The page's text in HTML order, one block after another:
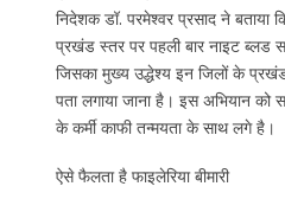
निदेशक डॉ. परमेश्वर प्रसाद ने बताया
प्रखंड स्तर पर पहली बार नाइट ब्लड
जिसका मुख्य उद्धेश्य इन जिलों के
पता लगाया जाना है। इस अभियान
के कर्मी काफी तन्मयता के साथ लगे है।
ऐसे फैलता है फाइलेरिया बीमारी